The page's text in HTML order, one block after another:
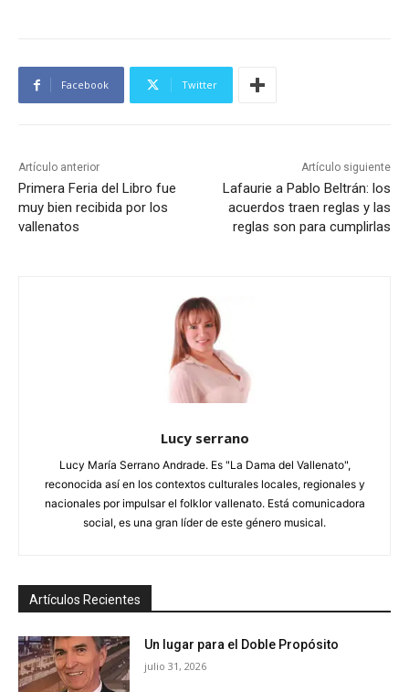
Facebook Twitter
Artículo anterior
Primera Feria del Libro fue
muy bien recibida por los
vallenatos
Artículo siguiente
Lafaurie a Pablo Beltrán: los
acuerdos traen reglas y las
reglas son para cumplirlas
Lucy serrano
Lucy María Serrano Andrade. Es "La Dama del Vallenato",
reconocida así en los contextos culturales locales, regionales y
nacionales por impulsar el folklor vallenato. Está comunicadora
social, es una gran líder de este género musical.
Artículos Recientes
Un lugar para el Doble Propósito
julio 31, 2026